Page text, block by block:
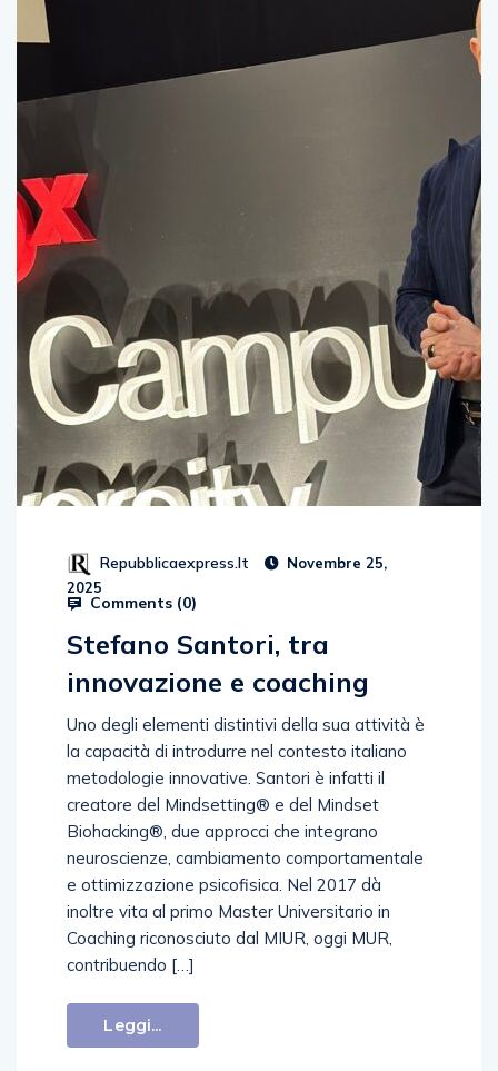
Repubblicaexpress.it
Novembre 25,
2025
Comments (0)
Stefano Santori, tra
innovazione e coaching
Uno degli elementi distintivi della sua attività è
la capacità di introdurre nel contesto italiano
metodologie innovative. Santori è infatti il
creatore del Mindsetting®️ e del Mindset
Biohacking®️, due approcci che integrano
neuroscienze, cambiamento comportamentale
e ottimizzazione psicofisica. Nel 2017 dà
inoltre vita al primo Master Universitario in
Coaching riconosciuto dal MIUR, oggi MUR,
contribuendo […]
Leggi...